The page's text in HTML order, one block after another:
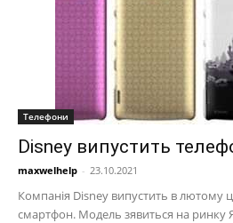
Телефони
Disney випустить
maxwelhelp - 23.10.2021
Компанія Disney випустить в лютому
смартфон. Модель зявиться на ринку